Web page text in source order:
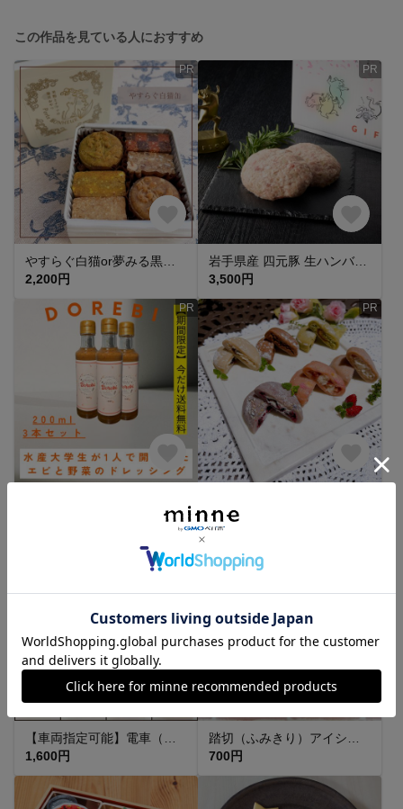
この作品を見ている人におすすめ
PR
2,200円
PR
3,500円
PR PR
2,000円
1,600円
700円